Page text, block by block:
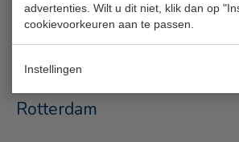
advertenties. Wilt u dit niet, klik dan op
cookievoorkeuren aan te passen.
Instellingen
Team SPAWW op bezoek
Rotterdam